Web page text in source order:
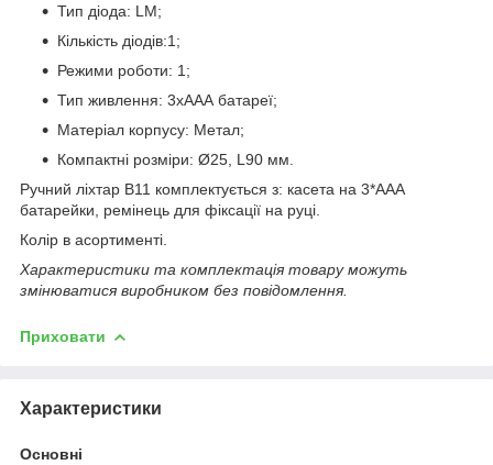
Тип діода: LM;
Кількість діодів:1;
Режими роботи: 1;
Тип живлення: 3хААА батареї;
Матеріал корпусу: Метал;
Компактні розміри: Ø25, L90 мм.
Ручний ліхтар В11 комплектується з: касета на 3*ААА
батарейки, ремінець для фіксації на руці.
Колір в асортименті.
Характеристики та комплектація товару можуть
змінюватися виробником без повідомлення.
Приховати
Характеристики
Основні